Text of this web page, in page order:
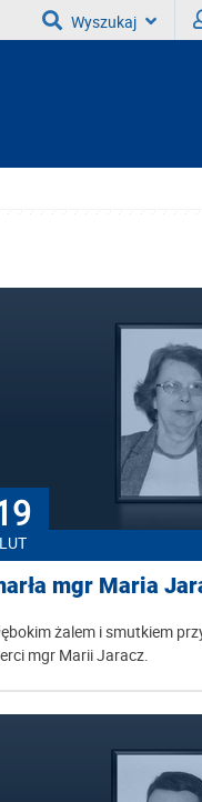
Wyszukaj
LUT
mgr Maria
żalem i smutkiem
mgr Marii Jaracz.